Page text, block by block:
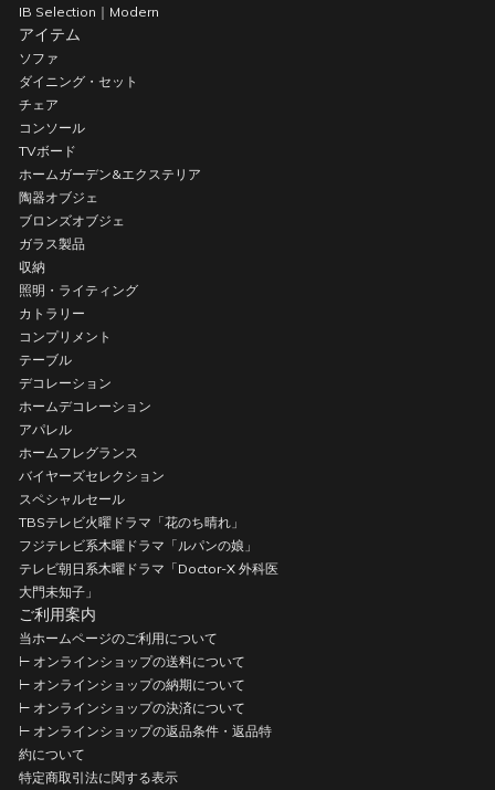
IB Selection｜Modern
アイテム
ソファ
ダイニング・セット
チェア
コンソール
TVボード
ホームガーデン&エクステリア
陶器オブジェ
ブロンズオブジェ
ガラス製品
収納
照明・ライティング
カトラリー
コンプリメント
テーブル
デコレーション
ホームデコレーション
アパレル
ホームフレグランス
バイヤーズセレクション
スペシャルセール
TBSテレビ火曜ドラマ「花のち晴れ」
フジテレビ系木曜ドラマ「ルパンの娘」
テレビ朝日系木曜ドラマ「Doctor-X 外科医
大門未知子」
ご利用案内
当ホームページのご利用について
⊢ オンラインショップの送料について
⊢ オンラインショップの納期について
⊢ オンラインショップの決済について
⊢ オンラインショップの返品条件・返品特
約について
特定商取引法に関する表示